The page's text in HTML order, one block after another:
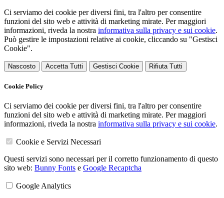
Ci serviamo dei cookie per diversi fini, tra l'altro per consentire
funzioni del sito web e attività di marketing mirate. Per maggiori
informazioni, riveda la nostra informativa sulla privacy e sui cookie.
Può gestire le impostazioni relative ai cookie, cliccando su "Gestisci
Cookie".
Nascosto Accetta Tutti Gestisci Cookie Rifiuta Tutti
Cookie Policy
Ci serviamo dei cookie per diversi fini, tra l'altro per consentire
funzioni del sito web e attività di marketing mirate. Per maggiori
informazioni, riveda la nostra informativa sulla privacy e sui cookie.
Cookie e Servizi Necessari
Questi servizi sono necessari per il corretto funzionamento di questo
sito web: Bunny Fonts e Google Recaptcha
Google Analytics